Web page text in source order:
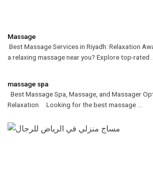
Massage
Best Massage Services in Riyadh: Relaxation
a relaxing massage near you? Explore top-rated ...
massage spa
Best Massage Spa, Massage, and Massager
Relaxation Looking for the best massage ...